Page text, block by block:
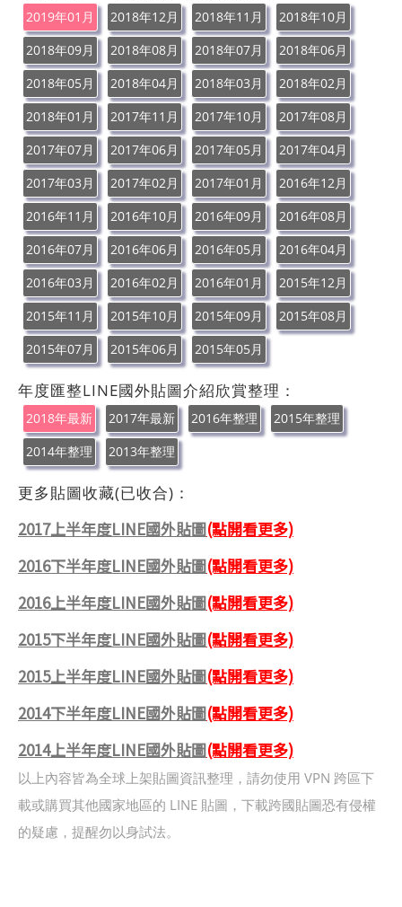
2019年01月 2018年12月 2018年11月
2018年10月
2018年09月
2018年08月 2018年07月
2018年06月
2018年05月
2018年04月 2018年03月
2018年02月
2018年01月
2017年11月 2017年10月
2017年08月
2017年07月
2017年06月 2017年05月
2017年04月
2017年03月
2017年02月 2017年01月
2016年12月
2016年11月
2016年10月 2016年09月
2016年08月
2016年07月
2016年06月 2016年05月
2016年04月
2016年03月
2016年02月 2016年01月
2015年12月
2015年11月
2015年10月 2015年09月
2015年08月
2015年07月
2015年06月 2015年05月
年度匯整LINE國外貼圖介紹欣賞整理：
2018年最新 2017年最新 2016年整理
2015年整理
2014年整理
2013年整理
更多貼圖收藏(已收合)：
2017上半年度LINE國外貼圖(點開看更多)
2016下半年度LINE國外貼圖(點開看更多)
2016上半年度LINE國外貼圖(點開看更多)
2015下半年度LINE國外貼圖(點開看更多)
2015上半年度LINE國外貼圖(點開看更多)
2014下半年度LINE國外貼圖(點開看更多)
2014上半年度LINE國外貼圖(點開看更多)
以上內容皆為全球上架貼圖資訊整理，請勿使用 VPN 跨區下
載或購買其他國家地區的 LINE 貼圖，下載跨國貼圖恐有侵權
的疑慮，提醒勿以身試法。